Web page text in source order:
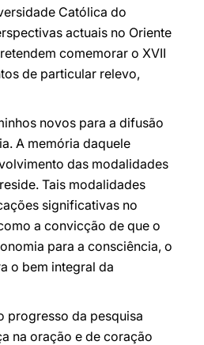
Católica do
actuais no Oriente
comemorar o XVII
de particular relevo,
novos para a difusão
A memória daquele
das modalidades
Tais modalidades
significativas no
a convicção de que o
para a consciência, o
o bem integral da
progresso da pesquisa
na oração e de coração